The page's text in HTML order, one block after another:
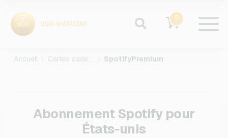
0
Accueil Cartes cadeaux SpotifyPremium
Abonnement Spotify pour
États-unis